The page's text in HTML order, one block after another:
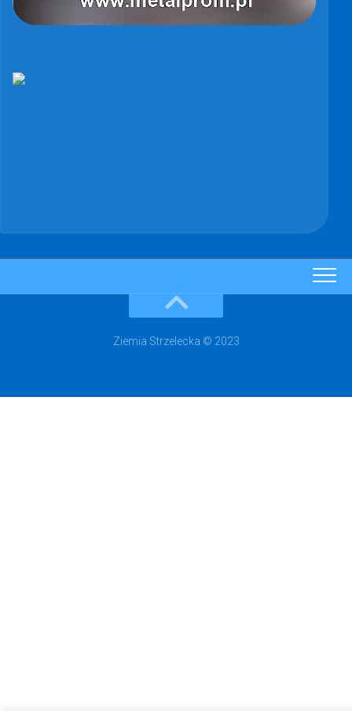
Ziemia Strzelecka © 2023